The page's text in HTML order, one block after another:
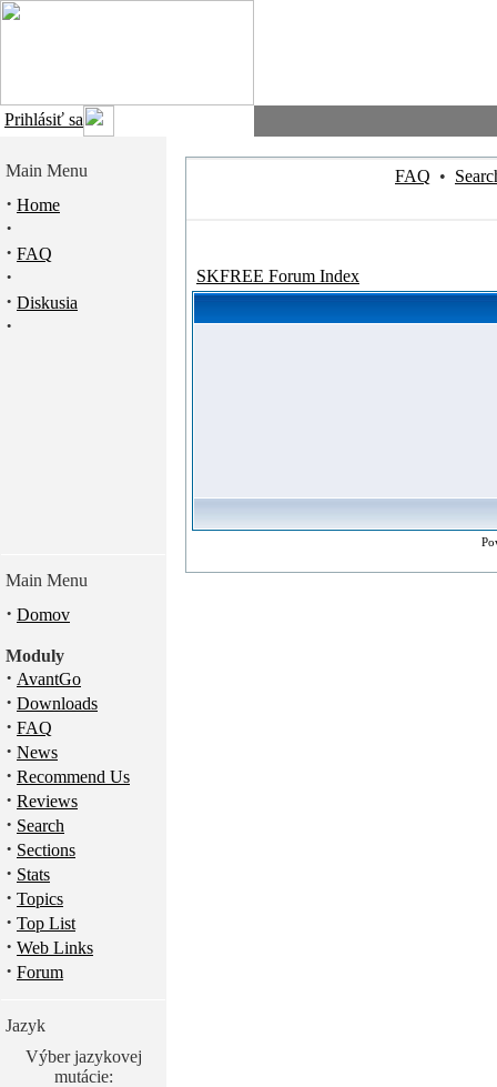
Prihlásiť sa
Main Menu
· Home
·
· FAQ
·
· Diskusia
·
Main Menu
· Domov
Moduly
· AvantGo
· Downloads
· FAQ
· News
· Recommend Us
· Reviews
· Search
· Sections
· Stats
· Topics
· Top List
· Web Links
· Forum
Jazyk
Výber jazykovej
mutácie:
FAQ •
SKFREE Forum Index